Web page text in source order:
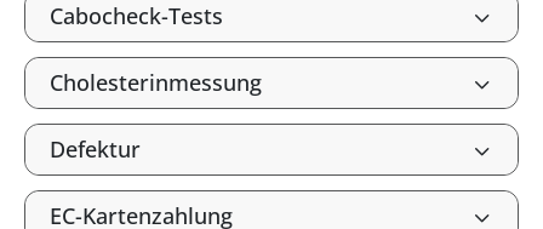
Cabocheck-Tests
Cholesterinmessung
Defektur
EC-Kartenzahlung